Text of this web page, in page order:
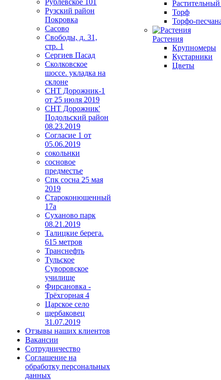
Рублевское 101
Рузский район
Покровка
Сасово
Свободы, д. 31,
стр. 1
Сергиев Пасад
Сколковское
шоссе. укладка на
склоне
СНТ Дорожник-1
от 25 июля 2019
СНТ Дорожник'
Подольский район
08.23.2019
Согласие 1 от
05.06.2019
сокольнки
сосновое
предместье
Спк сосна 25 мая
2019
Староконюшенный
17а
Суханово парк
08.21.2019
Талицкие берега.
615 метров
Транснефть
Тульское
Суворовское
училище
Фирсановка -
Трёхгорная 4
Царское село
щербаковец
31.07.2019
Отзывы наших клиентов
Вакансии
Сотрудничество
Соглашение на
обработку персональных
данных
Торф
Торфо-
Растения
Крупномеры
Кустарники
Цветы